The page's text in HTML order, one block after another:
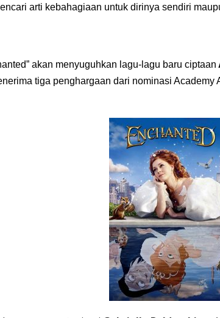
arti kebahagiaan untuk dirinya sendiri
akan menyuguhkan lagu-lagu baru ciptaan
tiga penghargaan dari nominasi